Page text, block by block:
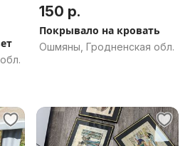
150 р.
Покрывало на кровать
Ошмяны, Гродненская обл.